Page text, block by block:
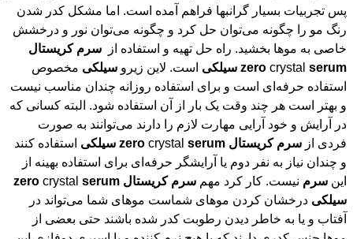
خاصی به موها بخشید. راه حل تهیه و استفاده از سرم کریستال
zero crystal serum سیلکی است. لاین زیرو سیلکی مخصوص
استفاده حرفه‌ای است و برای استفاده روزانه چندان مناسب نیست
و بهتر است هر چند وقت یک بار از آن استفاده شود. البته کسانی که
در آرایش و خود آرایی مهارت لازم را دارند می‌توانند به صورت
فردی از سرم کریستال zero crystal serum سیلکی ‌ استفاده کنند
و چندان نیاز به نفر دوم یا آرایشگر حرفه‌ای برای استفاده بهینه از
این سرم نیست. کار کرد مهم سرم کریستال zero crystal serum
سیلکی ‌ درخشان کردن موهای شماست موهای شما می‌تواند در
آفتاب و یا به خاطر دیدن رطوبت کدر شده باشند حتی بعضی از
موها جنس کدری دارند که با هیچ نرم کننده و یا اسپری دوفازی این